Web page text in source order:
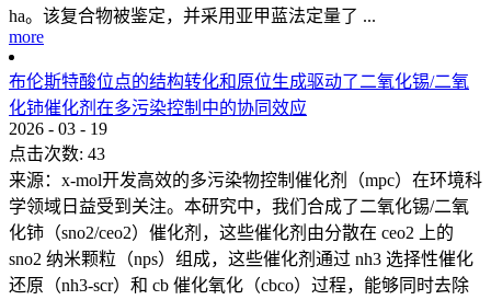
ha。该复合物被鉴定，并采用亚甲蓝法定量了 ...
more
布伦斯特酸位点的结构转化和原位生成驱动了二氧化锡/二氧
化铈催化剂在多污染控制中的协同效应
2026 - 03 - 19
点击次数: 43
来源：x-mol开发高效的多污染物控制催化剂（mpc）在环境科
学领域日益受到关注。本研究中，我们合成了二氧化锡/二氧
化铈（sno2/ceo2）催化剂，这些催化剂由分散在 ceo2 上的
sno2 纳米颗粒（nps）组成，这些催化剂通过 nh3 选择性催化
还原（nh3-scr）和 cb 催化氧化（cbco）过程，能够同时去除